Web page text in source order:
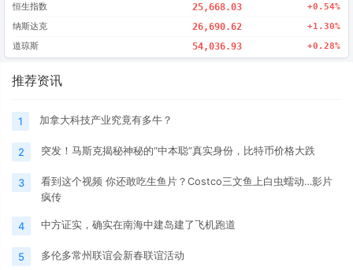
恒生指数 25,668.03 +0.54%
纳斯达克 26,690.62 +1.30%
道琼斯 54,036.93 +0.28%
推荐资讯
1 加拿大科技产业究竟有多牛？
2 突发！马斯克揭秘神秘的“中本聪”真实身份，比特币价格大跌
3
看到这个视频 你还敢吃生鱼片？Costco三文鱼上白虫蠕动…影片
疯传
4 中方证实，确实在南海中建岛建了飞机跑道
5 多伦多常州联谊会新春联谊活动